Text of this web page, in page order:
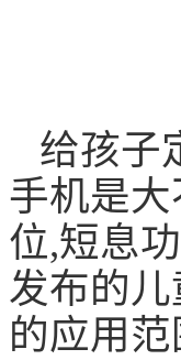
给孩子
手机是
位,短息
发布的
的应用